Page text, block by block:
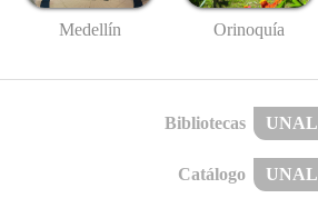
Medellín Orinoquía
Bibliotecas UNAL
Catálogo UNAL